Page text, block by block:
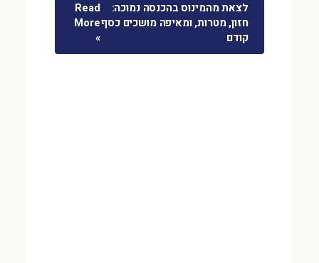
לצאת מהמינוס בהכנסה נמוכה:
חזון, מטרות, ומאיפה מושכים כסף
קודם
Read
More
»